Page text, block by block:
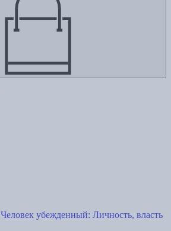
Человек убежденный: Личность, власть